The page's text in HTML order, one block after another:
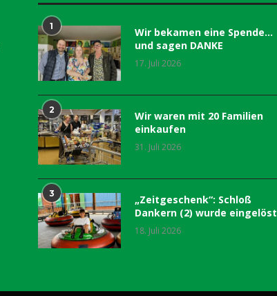
1
Wir bekamen eine Spende…
und sagen DANKE
17. Juli 2026
2
Wir waren mit 20 Familien
einkaufen
31. Juli 2026
3
„Zeitgeschenk“: Schloß
Dankern (2) wurde eingelöst
18. Juli 2026